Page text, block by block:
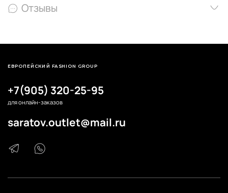
Отзывы
+7(905) 320-25-95
для онлайн-заказов
saratov.outlet@mail.ru
ЕВРОПЕЙСКИЙ FASHION GROUP